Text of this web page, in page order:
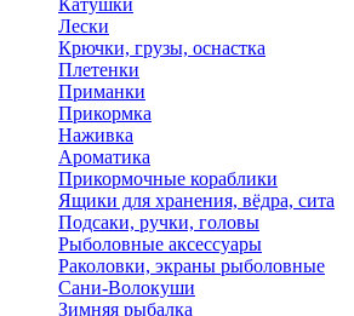
Катушки
Лески
Крючки, грузы, оснастка
Плетенки
Приманки
Прикормка
Наживка
Ароматика
Прикормочные кораблики
Ящики для хранения, вёдра, сита
Подсаки, ручки, головы
Рыболовные аксессуары
Раколовки, экраны рыболовные
Сани-Волокуши
Зимняя рыбалка